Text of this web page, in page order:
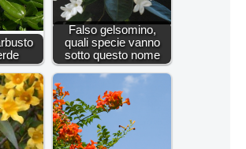
Falso gelsomino,
quali specie vanno
sotto questo nome